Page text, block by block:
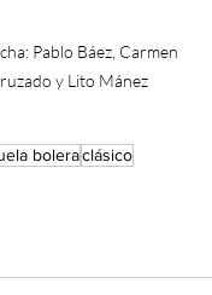
Pablo Báez, Carmen
y Lito Mánez
boleraclásico